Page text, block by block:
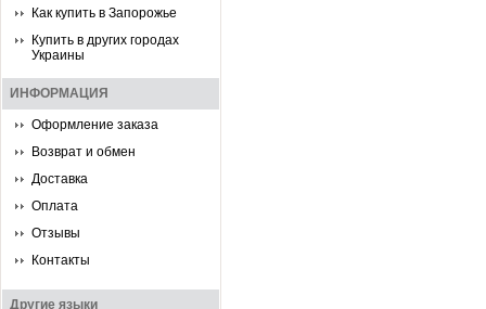
Как купить в Запорожье
Купить в других городах
Украины
ИНФОРМАЦИЯ
Оформление заказа
Возврат и обмен
Доставка
Оплата
Отзывы
Контакты
Другие языки